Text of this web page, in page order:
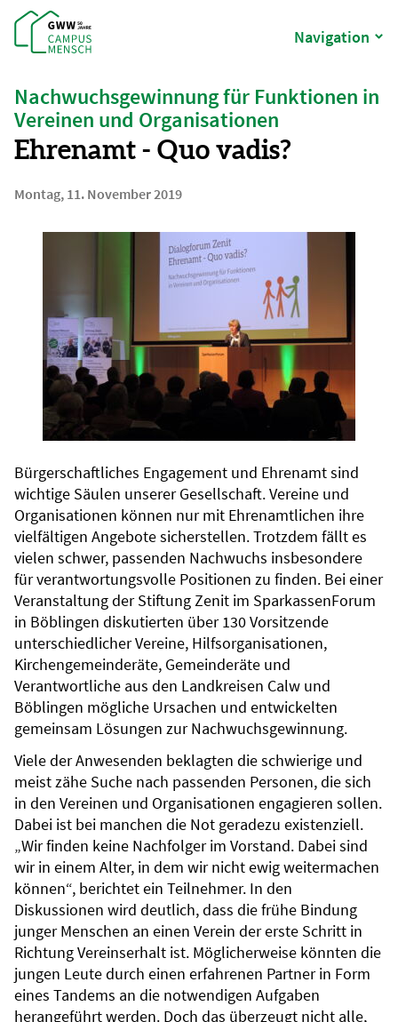
Navigation
Nachwuchsgewinnung für Funktionen in
Vereinen und Organisationen
Ehrenamt - Quo vadis?
Montag, 11. November 2019
Bürgerschaftliches Engagement und Ehrenamt sind
wichtige Säulen unserer Gesellschaft. Vereine und
Organisationen können nur mit Ehrenamtlichen ihre
vielfältigen Angebote sicherstellen. Trotzdem fällt es
vielen schwer, passenden Nachwuchs insbesondere
für verantwortungsvolle Positionen zu finden. Bei einer
Veranstaltung der Stiftung Zenit im SparkassenForum
in Böblingen diskutierten über 130 Vorsitzende
unterschiedlicher Vereine, Hilfsorganisationen,
Kirchengemeinderäte, Gemeinderäte und
Verantwortliche aus den Landkreisen Calw und
Böblingen mögliche Ursachen und entwickelten
gemeinsam Lösungen zur Nachwuchsgewinnung.
Viele der Anwesenden beklagten die schwierige und
meist zähe Suche nach passenden Personen, die sich
in den Vereinen und Organisationen engagieren sollen.
Dabei ist bei manchen die Not geradezu existenziell.
„Wir finden keine Nachfolger im Vorstand. Dabei sind
wir in einem Alter, in dem wir nicht ewig weitermachen
können“, berichtet ein Teilnehmer. In den
Diskussionen wird deutlich, dass die frühe Bindung
junger Menschen an einen Verein der erste Schritt in
Richtung Vereinserhalt ist. Möglicherweise könnten die
jungen Leute durch einen erfahrenen Partner in Form
eines Tandems an die notwendigen Aufgaben
herangeführt werden. Doch das überzeugt nicht alle,